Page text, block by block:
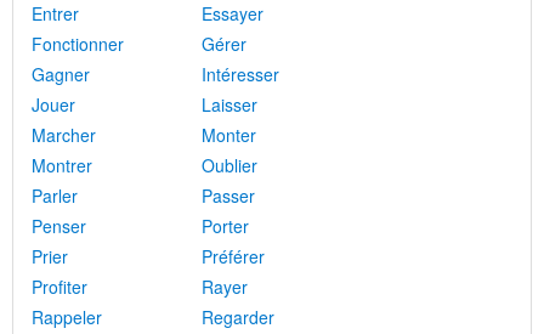
Entrer
Essayer
Fonctionner
Gérer
Gagner
Intéresser
Jouer
Laisser
Marcher
Monter
Montrer
Oublier
Parler
Passer
Penser
Porter
Prier
Préférer
Profiter
Rayer
Rappeler
Regarder